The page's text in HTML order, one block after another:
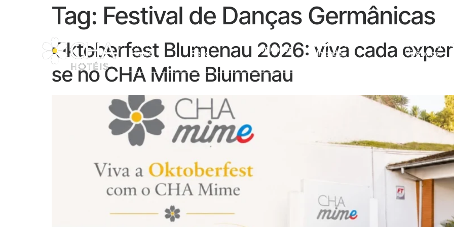
CHA
Hotéis
Sobre A
Rede
Unidades
Galeria Das
Unidades
Entre
Vivências
Tag: Festival de Danças Germânicas
Oktoberfest Blumenau 2026: viva cada
se no CHA Mime Blumenau